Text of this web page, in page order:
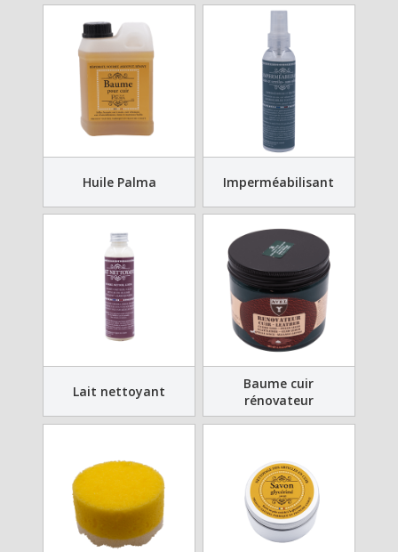
Huile Palma Imperméabilisant
Lait nettoyant
Baume cuir
rénovateur